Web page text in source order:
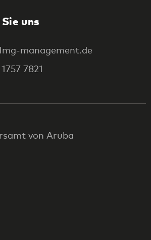
uns
management.de
7821
von Aruba